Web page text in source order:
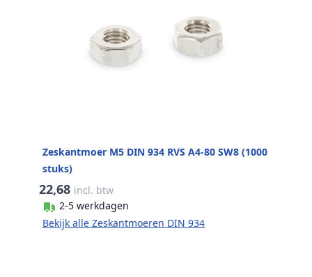
Zeskantmoer M5 DIN 934 RVS A4-80 SW8 (1000
stuks)
22,68 incl. btw
2-5 werkdagen
Bekijk alle Zeskantmoeren DIN 934